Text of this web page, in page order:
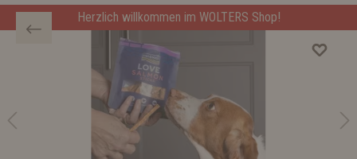
Herzlich willkommen im WOLTERS Shop!